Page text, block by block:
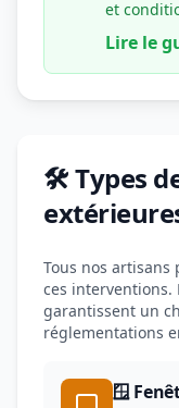
et
Lire le
🛠️ Types
Tous nos
ces interventions.
garantissent un
réglementations
🪟